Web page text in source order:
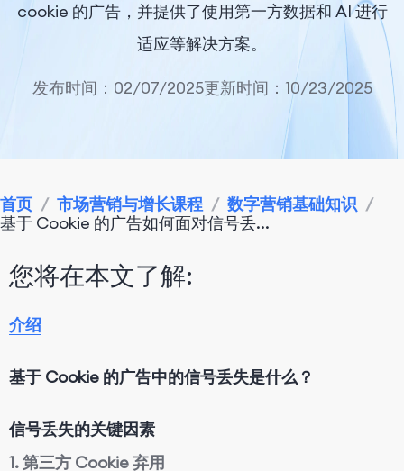
cookie 的广告，并提供了使用第一方数据和 AI 进行
适应等解决方案。
发布时间：02/07/2025更新时间：10/23/2025
首页 / 市场营销与增长课程 / 数字营销基础知识 /
基于 Cookie 的广告如何面对信号丢...
您将在本文了解:
介绍
基于 Cookie 的广告中的信号丢失是什么？
信号丢失的关键因素
1. 第三方 Cookie 弃用